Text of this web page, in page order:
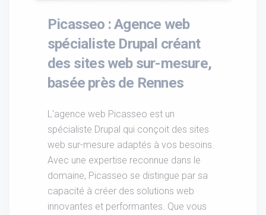
Picasseo : Agence web
spécialiste Drupal créant
des sites web sur-mesure,
basée près de Rennes
L'agence web Picasseo est un
spécialiste Drupal qui conçoit des sites
web sur-mesure adaptés à vos besoins.
Avec une expertise reconnue dans le
domaine, Picasseo se distingue par sa
capacité à créer des solutions web
innovantes et performantes. Que vous